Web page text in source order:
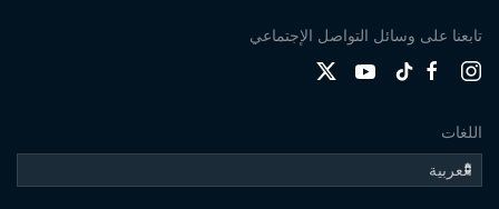
تابعنا على وسائل التواصل الإجتماعي
اللغات